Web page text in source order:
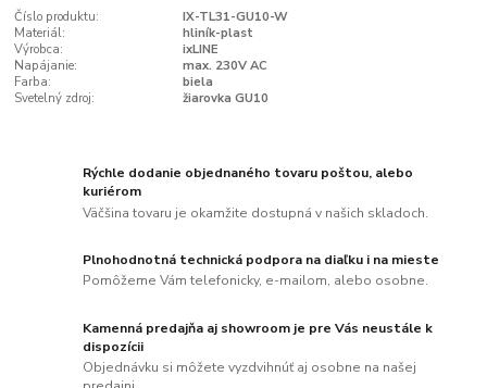
Číslo produktu:
IX-TL31-GU10-W
Materiál:
hliník-plast
Výrobca:
ixLINE
Napájanie:
max. 230V AC
Farba:
biela
Svetelný zdroj:
žiarovka GU10
Rýchle dodanie objednaného tovaru poštou, alebo
kuriérom
Väčšina tovaru je okamžite dostupná v našich skladoch.
Plnohodnotná technická podpora na diaľku i na mieste
Pomôžeme Vám telefonicky, e-mailom, alebo osobne.
Kamenná predajňa aj showroom je pre Vás neustále k
dispozícii
Objednávku si môžete vyzdvihnúť aj osobne na našej